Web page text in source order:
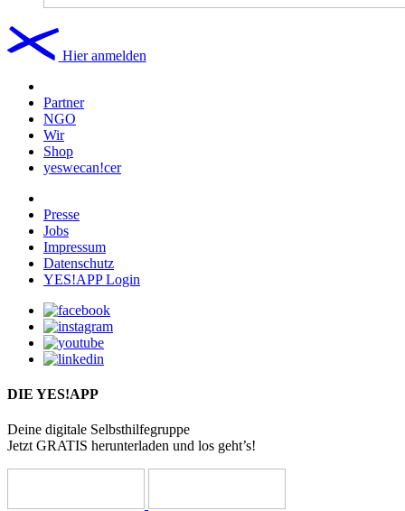
Hier anmelden
Partner
NGO
Wir
Shop
yeswecan!cer
Presse
Jobs
Impressum
Datenschutz
YES!APP Login
DIE YES!APP
Deine digitale Selbsthilfegruppe
Jetzt GRATIS herunterladen und los geht’s!